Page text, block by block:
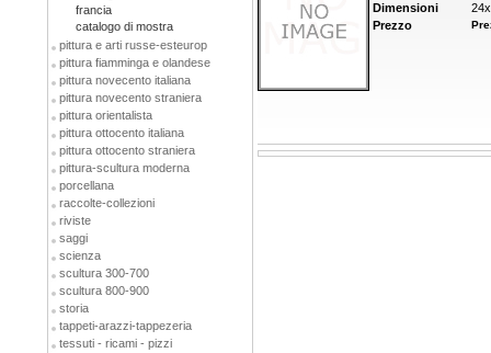
francia
catalogo di mostra
pittura e arti russe-esteurop
pittura fiamminga e olandese
pittura novecento italiana
pittura novecento straniera
pittura orientalista
pittura ottocento italiana
pittura ottocento straniera
pittura-scultura moderna
porcellana
raccolte-collezioni
riviste
saggi
scienza
scultura 300-700
scultura 800-900
storia
tappeti-arazzi-tappezeria
tessuti - ricami - pizzi
Dimensioni
Prezzo